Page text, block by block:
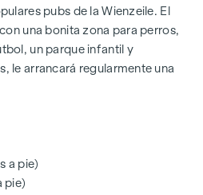
pubs de la Wienzeile. El
una bonita zona para perros,
un parque infantil y
le arrancará regularmente una
a pie)
pie)